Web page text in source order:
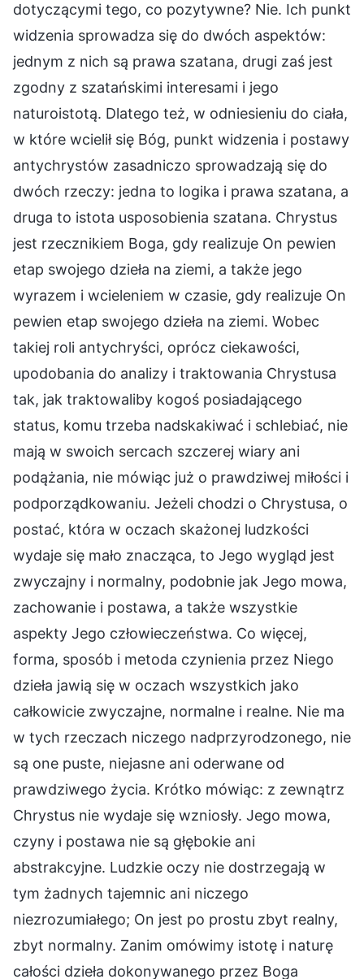
dotyczącymi tego, co pozytywne? Nie. Ich punkt
widzenia sprowadza się do dwóch aspektów:
jednym z nich są prawa szatana, drugi zaś jest
zgodny z szatańskimi interesami i jego
naturoistotą. Dlatego też, w odniesieniu do ciała,
w które wcielił się Bóg, punkt widzenia i postawy
antychrystów zasadniczo sprowadzają się do
dwóch rzeczy: jedna to logika i prawa szatana, a
druga to istota usposobienia szatana. Chrystus
jest rzecznikiem Boga, gdy realizuje On pewien
etap swojego dzieła na ziemi, a także jego
wyrazem i wcieleniem w czasie, gdy realizuje On
pewien etap swojego dzieła na ziemi. Wobec
takiej roli antychryści, oprócz ciekawości,
upodobania do analizy i traktowania Chrystusa
tak, jak traktowaliby kogoś posiadającego
status, komu trzeba nadskakiwać i schlebiać, nie
mają w swoich sercach szczerej wiary ani
podążania, nie mówiąc już o prawdziwej miłości i
podporządkowaniu. Jeżeli chodzi o Chrystusa, o
postać, która w oczach skażonej ludzkości
wydaje się mało znacząca, to Jego wygląd jest
zwyczajny i normalny, podobnie jak Jego mowa,
zachowanie i postawa, a także wszystkie
aspekty Jego człowieczeństwa. Co więcej,
forma, sposób i metoda czynienia przez Niego
dzieła jawią się w oczach wszystkich jako
całkowicie zwyczajne, normalne i realne. Nie ma
w tych rzeczach niczego nadprzyrodzonego, nie
są one puste, niejasne ani oderwane od
prawdziwego życia. Krótko mówiąc: z zewnątrz
Chrystus nie wydaje się wzniosły. Jego mowa,
czyny i postawa nie są głębokie ani
abstrakcyjne. Ludzkie oczy nie dostrzegają w
tym żadnych tajemnic ani niczego
niezrozumiałego; On jest po prostu zbyt realny,
zbyt normalny. Zanim omówimy istotę i naturę
całości dzieła dokonywanego przez Boga